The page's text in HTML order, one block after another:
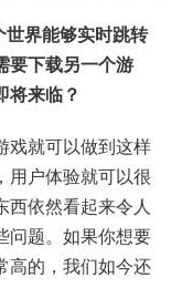
界能够实时跳转
要下载另一个游
将来临？
戏就可以做到这样
用户体验就可以很
西依然看起来令人
问题。如果你想要
高的，我们如今还